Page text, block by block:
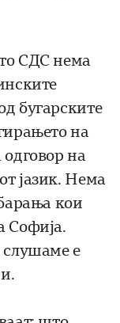
СДС нема
бугарските
на
на
јазик. Нема
кои
Софија.
слушаме е